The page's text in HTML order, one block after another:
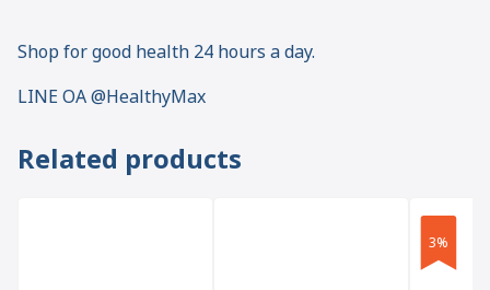
Shop for good health 24 hours a day.
LINE OA @HealthyMax
Related products
3%